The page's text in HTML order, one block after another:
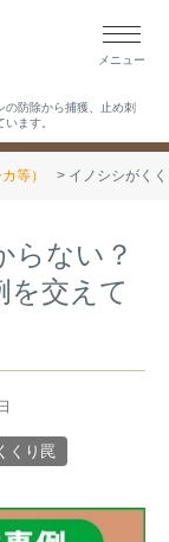
防除から捕獲、止め刺
ます。
メニュー
等） イノシシがく
らない？
を交えて
くり罠